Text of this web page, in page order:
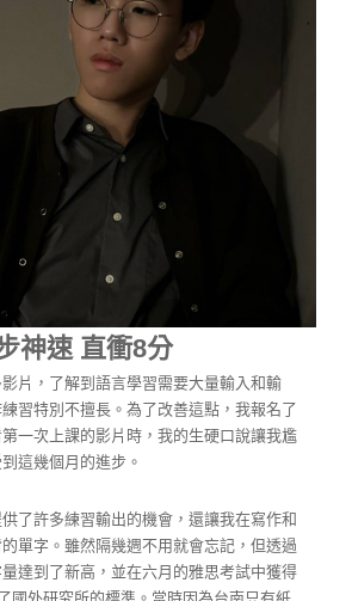
神速 直衝8分
片，了解到語言學習需要大量輸入和輸
習特別不擅長。為了改善這點，我報名了
一次上課的影片時，我的生硬口說讓我尷
這幾個月的進步。
了許多練習輸出的機會，還讓我在寫作和
單字。雖然隔幾週不用就會忘記，但透過
達到了新高，並在六月的雅思考試中獲得